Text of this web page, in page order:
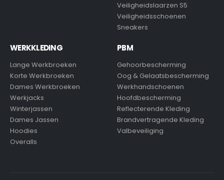
Veiligheidslaarzen S5
Veiligheidsschoenen
Sneakers
WERKKLEDING
Lange Werkbroeken
Korte Werkbroeken
Dames Werkbroeken
Werkjacks
Winterjassen
Dames Jassen
Hoodies
Overalls
PBM
Gehoorbescherming
Oog & Gelaatsbescherming
Werkhandschoenen
Hoofdbescherming
Reflecterende Kleding
Brandvertragende Kleding
Valbeveiliging